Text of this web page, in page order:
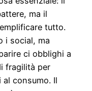
ma il
tutto.
i social, ma
ci obblighi a
fragilità per
consumo. Il